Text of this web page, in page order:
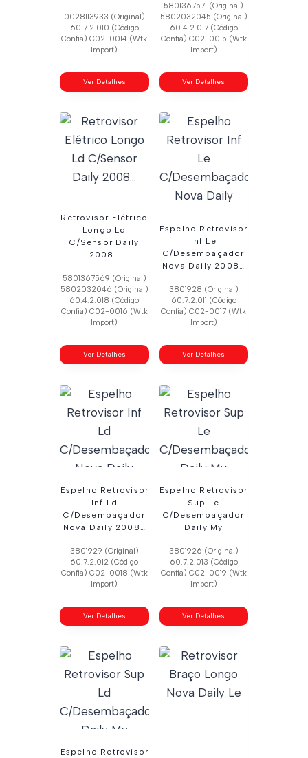
0028113933 (Original)
60.7.2.010 (Código
Confia) C02-0014 (Wtk
Import)
Ver Detalhes
5801367571 (Original)
5802032045 (Original)
60.4.2.017 (Código
Confia) C02-0015 (Wtk
Import)
Ver Detalhes
Retrovisor Elétrico
Longo Ld
C/Sensor Daily
2008…
5801367569 (Original)
5802032046 (Original)
60.4.2.018 (Código
Confia) C02-0016 (Wtk
Import)
Ver Detalhes
Espelho Retrovisor
Inf Le
C/Desembaçador
Nova Daily 2008…
3801928 (Original)
60.7.2.011 (Código
Confia) C02-0017 (Wtk
Import)
Ver Detalhes
Espelho Retrovisor
Inf Ld
C/Desembaçador
Nova Daily 2008…
3801929 (Original)
60.7.2.012 (Código
Confia) C02-0018 (Wtk
Import)
Ver Detalhes
Espelho Retrovisor
Sup Le
C/Desembaçador
Daily My
3801926 (Original)
60.7.2.013 (Código
Confia) C02-0019 (Wtk
Import)
Ver Detalhes
Espelho Retrovisor